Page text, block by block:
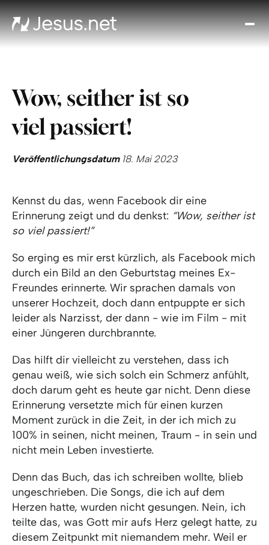
Wow, seither ist so
viel passiert!
Veröffentlichungsdatum18. Mai 2023
Kennst du das, wenn Facebook dir eine
Erinnerung zeigt und du denkst: “Wow, seither ist
so viel passiert!”
So erging es mir erst kürzlich, als Facebook mich
durch ein Bild an den Geburtstag meines Ex-
Freundes erinnerte. Wir sprachen damals von
unserer Hochzeit, doch dann entpuppte er sich
leider als Narzisst, der dann - wie im Film - mit
einer Jüngeren durchbrannte.
Das hilft dir vielleicht zu verstehen, dass ich
genau weiß, wie sich solch ein Schmerz anfühlt,
doch darum geht es heute gar nicht. Denn diese
Erinnerung versetzte mich für einen kurzen
Moment zurück in die Zeit, in der ich mich zu
100% in seinen, nicht meinen, Traum - in sein und
nicht mein Leben investierte.
Denn das Buch, das ich schreiben wollte, blieb
ungeschrieben. Die Songs, die ich auf dem
Herzen hatte, wurden nicht gesungen. Nein, ich
teilte das, was Gott mir aufs Herz gelegt hatte, zu
diesem Zeitpunkt mit niemandem mehr. Weil er